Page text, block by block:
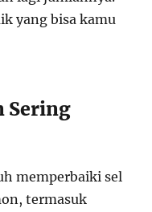
yang bisa kamu
Sering
memperbaiki sel
termasuk